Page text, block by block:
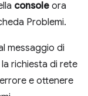
console ora
Problemi.
messaggio di
richiesta di rete
e ottenere